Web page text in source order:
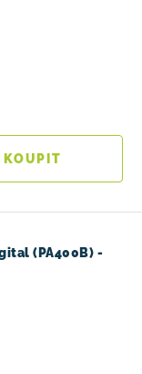
(PA400B) -